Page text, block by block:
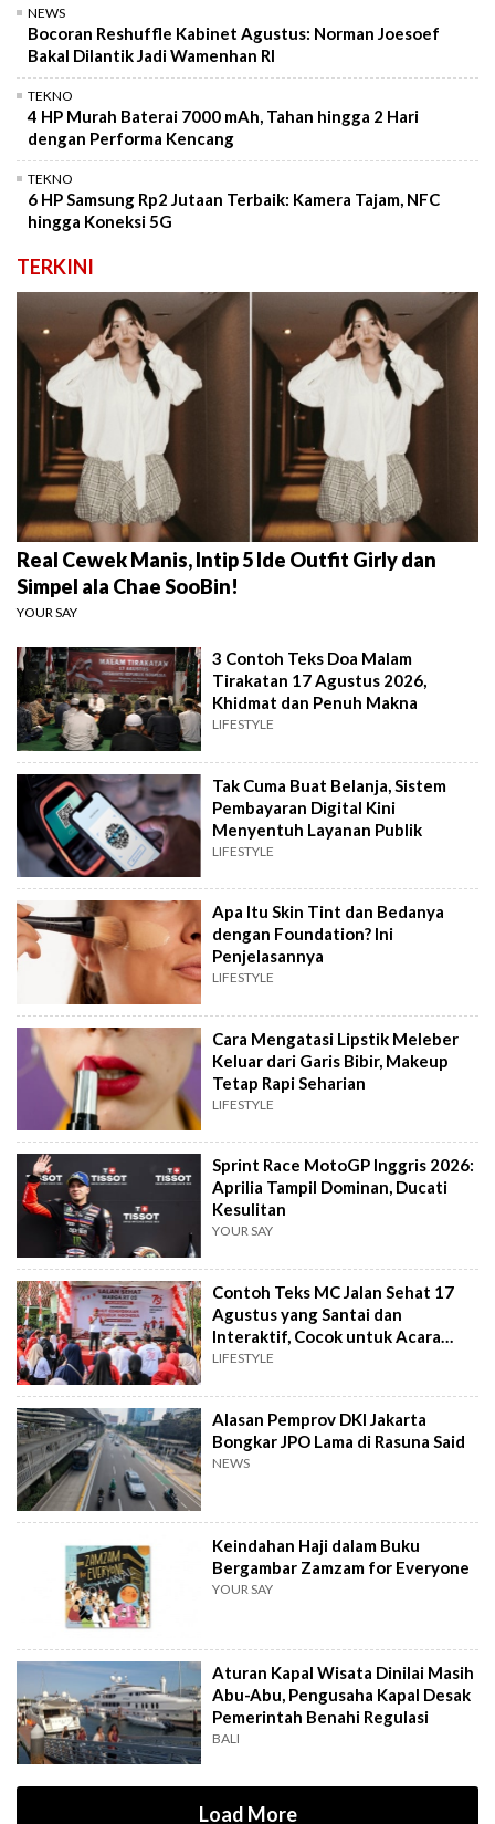
NEWS
Bocoran Reshuffle Kabinet Agustus: Norman Joesoef
Bakal Dilantik Jadi Wamenhan RI
TEKNO
4 HP Murah Baterai 7000 mAh, Tahan hingga 2 Hari
dengan Performa Kencang
TEKNO
6 HP Samsung Rp2 Jutaan Terbaik: Kamera Tajam, NFC
hingga Koneksi 5G
TERKINI
Real Cewek Manis, Intip 5 Ide Outfit Girly dan
Simpel ala Chae SooBin!
YOUR SAY
3 Contoh Teks Doa Malam
Tirakatan 17 Agustus 2026,
Khidmat dan Penuh Makna
LIFESTYLE
Tak Cuma Buat Belanja, Sistem
Pembayaran Digital Kini
Menyentuh Layanan Publik
LIFESTYLE
Apa Itu Skin Tint dan Bedanya
dengan Foundation? Ini
Penjelasannya
LIFESTYLE
Cara Mengatasi Lipstik Meleber
Keluar dari Garis Bibir, Makeup
Tetap Rapi Seharian
LIFESTYLE
Sprint Race MotoGP Inggris 2026:
Aprilia Tampil Dominan, Ducati
Kesulitan
YOUR SAY
Contoh Teks MC Jalan Sehat 17
Agustus yang Santai dan
Interaktif, Cocok untuk Acara
Tingkat RT
LIFESTYLE
Alasan Pemprov DKI Jakarta
Bongkar JPO Lama di Rasuna Said
NEWS
Keindahan Haji dalam Buku
Bergambar Zamzam for Everyone
YOUR SAY
Aturan Kapal Wisata Dinilai Masih
Abu-Abu, Pengusaha Kapal Desak
Pemerintah Benahi Regulasi
BALI
Load More